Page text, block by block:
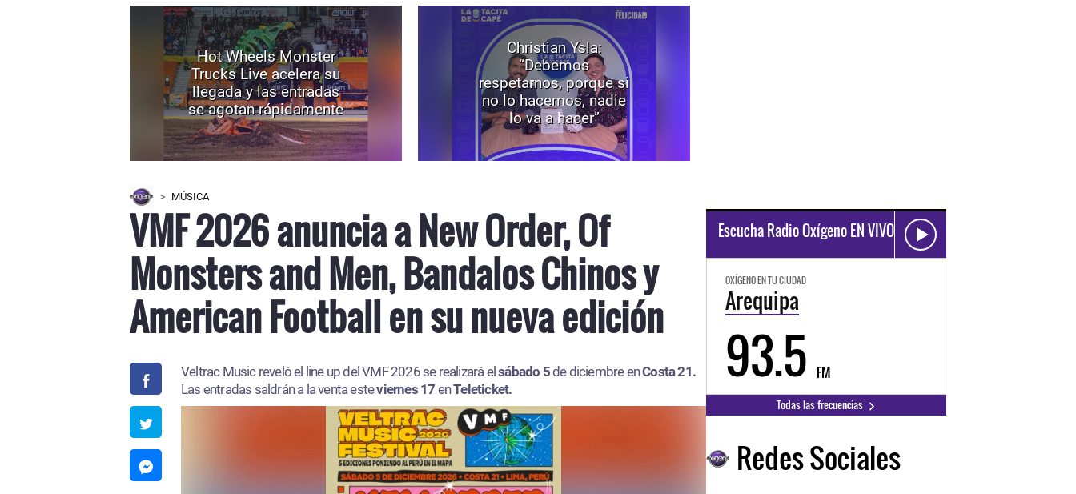
Hot Wheels Monster
Trucks Live acelera su
llegada y las entradas
se agotan rápidamente
Christian Ysla:
“Debemos
respetarnos, porque si
no lo hacemos, nadie
lo va a hacer”
MÚSICA
VMF 2026 anuncia a New Order, Of
Monsters and Men, Bandalos Chinos y
American Football en su nueva edición
Veltrac Music reveló el line up del VMF 2026 se realizará el sábado 5de diciembre enCosta 21.
Las entradas saldrán a la venta esteviernes 17 enTeleticket.
Escucha Radio Oxígeno EN VIVO
OXÍGENO EN TU CIUDAD
Arequipa
93.5 FM
Todas las frecuencias
Redes Sociales